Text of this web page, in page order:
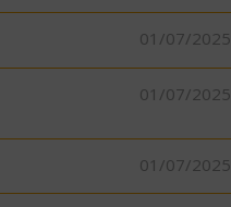
01/07/2025
01/07/2025
01/07/2025